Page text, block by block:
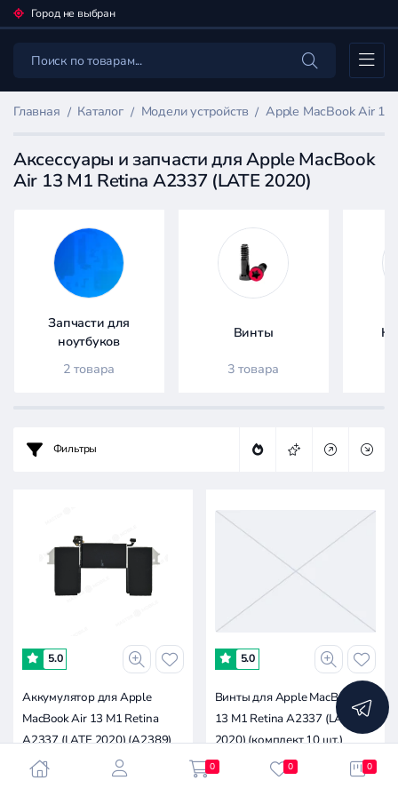
Город не выбран
Каталог
Главная Каталог Модели устройств Apple MacBook Air
Аксессуары и запчасти для Apple MacBook
Air 13 M1 Retina A2337 (LATE 2020)
Фильтр
товаров
Каталог
Цена:
0
4.8к
9.6к
14.4к
24к
Запчасти для
ноутбуков
2 товара
Винты
3 товара
Фильтры
5.0
Аккумулятор для Apple
MacBook Air 13 M1 Retina
A2337 (LATE 2020) (A2389)
(ORIG)
5.0
Винты для Apple MacBook Air
13 M1 Retina A2337 (LATE
2020) (комплект 10 шт.)
(золотистый)
0 0 0